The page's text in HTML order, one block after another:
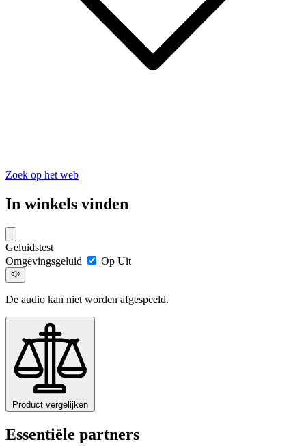
Zoek op het web
In winkels vinden
Geluidstest
Omgevingsgeluid
Op Uit
De audio kan niet worden afgespeeld.
Product vergelijken
Essentiële partners